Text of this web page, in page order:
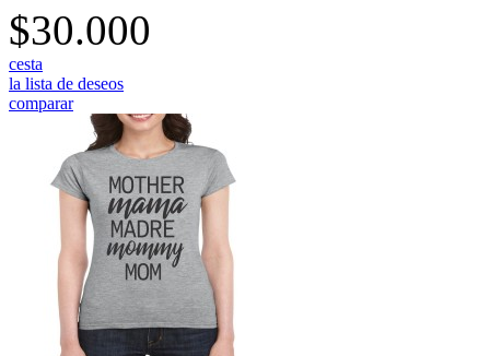
$30.000
cesta
la lista de deseos
comparar